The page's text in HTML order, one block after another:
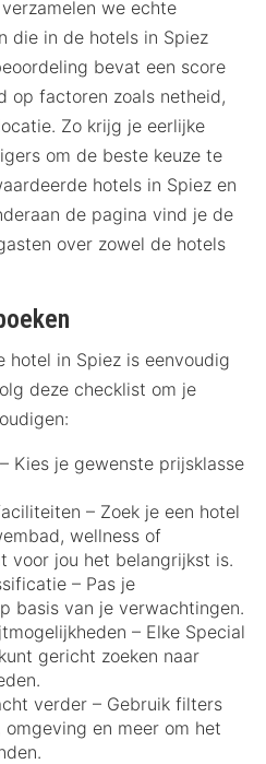
we echte
die in de hotels in Spiez
bevat een score
op factoren zoals netheid,
Zo krijg je eerlijke
om de beste keuze te
hotels in Spiez en
de pagina vind je de
over zowel de hotels
hotel in Spiez is eenvoudig
deze checklist om je
Kies je gewenste prijsklasse
– Zoek je een hotel
wellness of
voor jou het belangrijkst is.
– Pas je
basis van je verwachtingen.
– Elke Special
gericht zoeken naar
verder – Gebruik filters
en meer om het